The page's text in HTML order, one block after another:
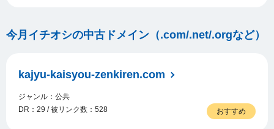
今月イチオシの中古ドメイン（.com/.net/.orgなど）
kajyu-kaisyou-zenkiren.com
ジャンル：公共
DR：29 / 被リンク数：528
おすすめ